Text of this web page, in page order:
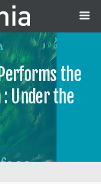
the
: Under the